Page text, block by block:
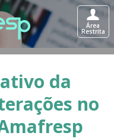
Área
Restrita
da
no